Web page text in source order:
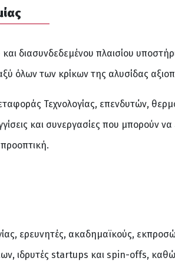
διασυνδεδεμένου πλαισίου
όλων των κρίκων της αλυσίδας
Τεχνολογίας, επενδυτών,
και συνεργασίες που μπορούν
ερευνητές, ακαδημαϊκούς,
ιδρυτές startups και spin-offs,